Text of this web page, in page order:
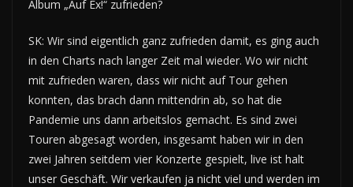
Album „Auf Ex!“ zufrieden?
SK: Wir sind eigentlich ganz zufrieden damit, es ging auch
in den Charts nach langer Zeit mal wieder. Wo wir nicht
mit zufrieden waren, dass wir nicht auf Tour gehen
konnten, das brach dann mittendrin ab, so hat die
Pandemie uns dann arbeitslos gemacht. Es sind zwei
Touren abgesagt worden, insgesamt haben wir in den
zwei Jahren seitdem vier Konzerte gespielt, live ist halt
unser Geschäft. Wir verkaufen ja nicht viel und werden im